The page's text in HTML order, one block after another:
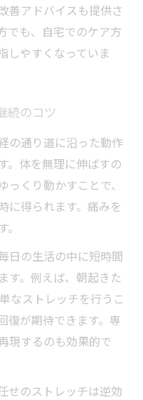
善アドバイスも提供さ
でも、自宅でのケア方
しやすくなっていま
続のコツ
の通り道に沿った動作
。体を無理に伸ばすの
くり動かすことで、
に得られます。痛みを
日の生活の中に短時間
す。例えば、朝起きた
なストレッチを行うこ
復が期待できます。専
現するのも効果的で
せのストレッチは逆効